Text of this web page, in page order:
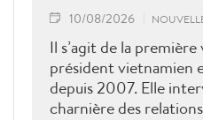
10/08/2026
Il s’agit de la première
président vietnamien
depuis 2007. Elle
charnière des